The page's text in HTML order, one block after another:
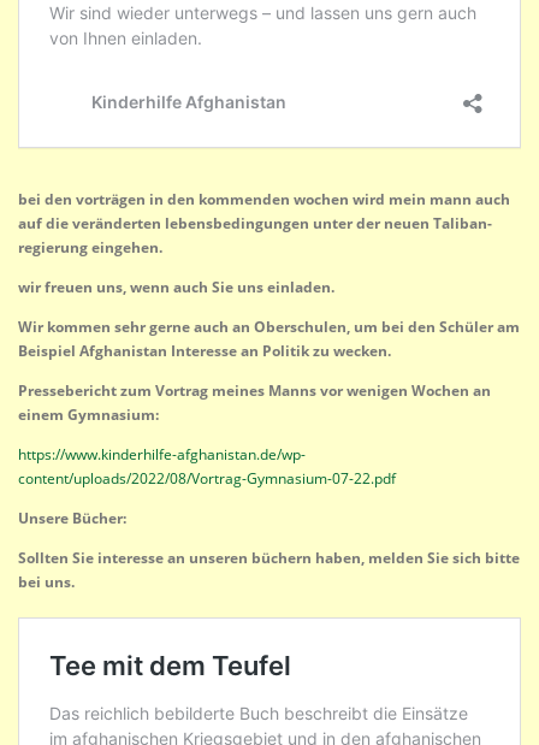
bei den vorträgen in den kommenden wochen wird mein mann auch
auf die veränderten lebensbedingungen unter der neuen Taliban-
regierung eingehen.
wir freuen uns, wenn auch Sie uns einladen.
Wir kommen sehr gerne auch an Oberschulen, um bei den Schüler am
Beispiel Afghanistan Interesse an Politik zu wecken.
Pressebericht zum Vortrag meines Manns vor wenigen Wochen an
einem Gymnasium:
https://www.kinderhilfe-afghanistan.de/wp-
content/uploads/2022/08/Vortrag-Gymnasium-07-22.pdf
Unsere Bücher:
Sollten Sie interesse an unseren büchern haben, melden Sie sich bitte
bei uns.